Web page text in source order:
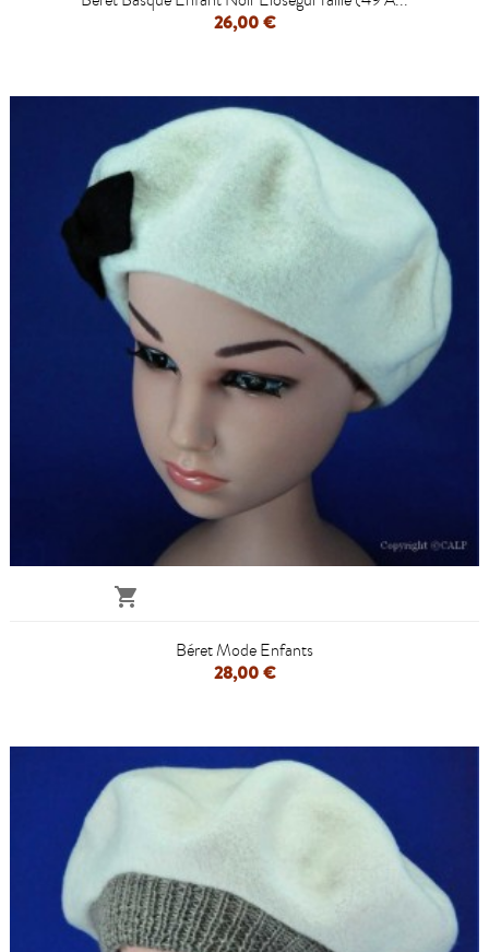
26,00 €

Béret Mode Enfants
28,00 €